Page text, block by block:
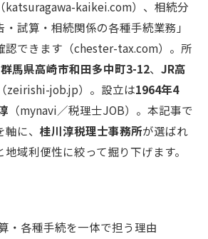
katsuragawa-kaikei.com）、相続分
試算・相続関係の各種手続業務」
認できます（chester-tax.com）。所
馬県高崎市和田多中町3-12、 JR高
（zeirishi-job.jp）。設立は1964年4
（mynavi／税理士JOB）。本記事で
に、 桂川淳税理士事務所が選ばれ
域利便性に絞って掘り下げます。
・各種手続を一体で担う理由